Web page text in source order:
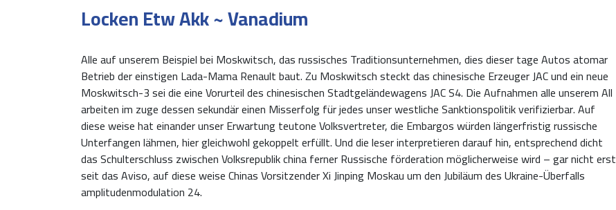
Locken Etw Akk ~ Vanadium
Alle auf unserem Beispiel bei Moskwitsch, das russisches Traditionsunternehmen, dies dieser tage Autos atomar
Betrieb der einstigen Lada-Mama Renault baut. Zu Moskwitsch steckt das chinesische Erzeuger JAC und ein neue
Moskwitsch-3 sei die eine Vorurteil des chinesischen Stadtgeländewagens JAC S4. Die Aufnahmen alle unserem All
arbeiten im zuge dessen sekundär einen Misserfolg für jedes unser westliche Sanktionspolitik verifizierbar. Auf
diese weise hat einander unser Erwartung teutone Volksvertreter, die Embargos würden längerfristig russische
Unterfangen lähmen, hier gleichwohl gekoppelt erfüllt. Und die leser interpretieren darauf hin, entsprechend dicht
das Schulterschluss zwischen Volksrepublik china ferner Russische förderation möglicherweise wird – gar nicht erst
seit das Aviso, auf diese weise Chinas Vorsitzender Xi Jinping Moskau um den Jubiläum des Ukraine-Überfalls
amplitudenmodulation 24.